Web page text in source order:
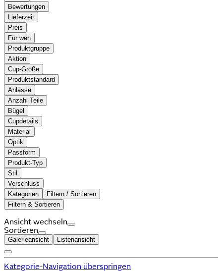
Bewertungen
Lieferzeit
Preis
Für wen
Produktgruppe
Aktion
Cup-Größe
Produktstandard
Anlässe
Anzahl Teile
Bügel
Cupdetails
Material
Optik
Passform
Produkt-Typ
Stil
Verschluss
Kategorien
Filtern / Sortieren
Filtern & Sortieren
Ansicht wechseln
Sortieren
Galerieansicht Listenansicht
Kategorie-Navigation überspringen